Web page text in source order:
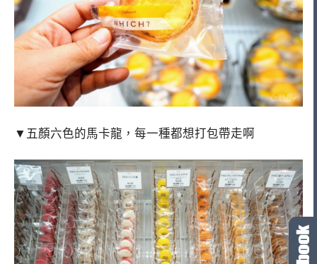
▼五顏六色的馬卡龍，每一種都想打包帶走啊